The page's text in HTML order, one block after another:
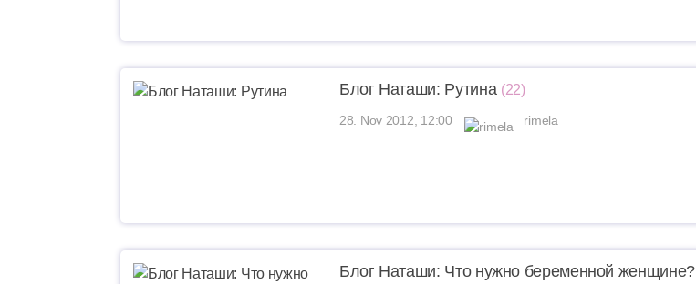
Блог Наташи: Рутина (22)
28. Nov 2012, 12:00 rimela
Блог Наташи: Что нужно беременной женщине?